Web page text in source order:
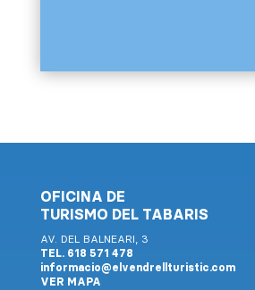
OFICINA DE
TURISMO DEL TABARIS
AV. DEL BALNEARI, 3
TEL. 618 571 478
informacio@elvendrellturistic.com
VER MAPA